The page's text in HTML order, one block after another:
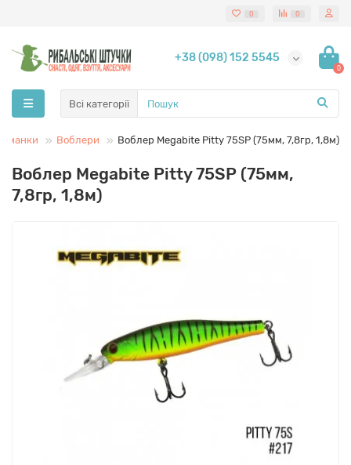
0 0
+38 (098) 152 5545
0
Всі категорії
Воблери Воблер Megabite Pitty 75SP (75мм, 7,8гр, 1,8м)
Воблер Megabite Pitty 75SP (75мм,
7,8гр, 1,8м)